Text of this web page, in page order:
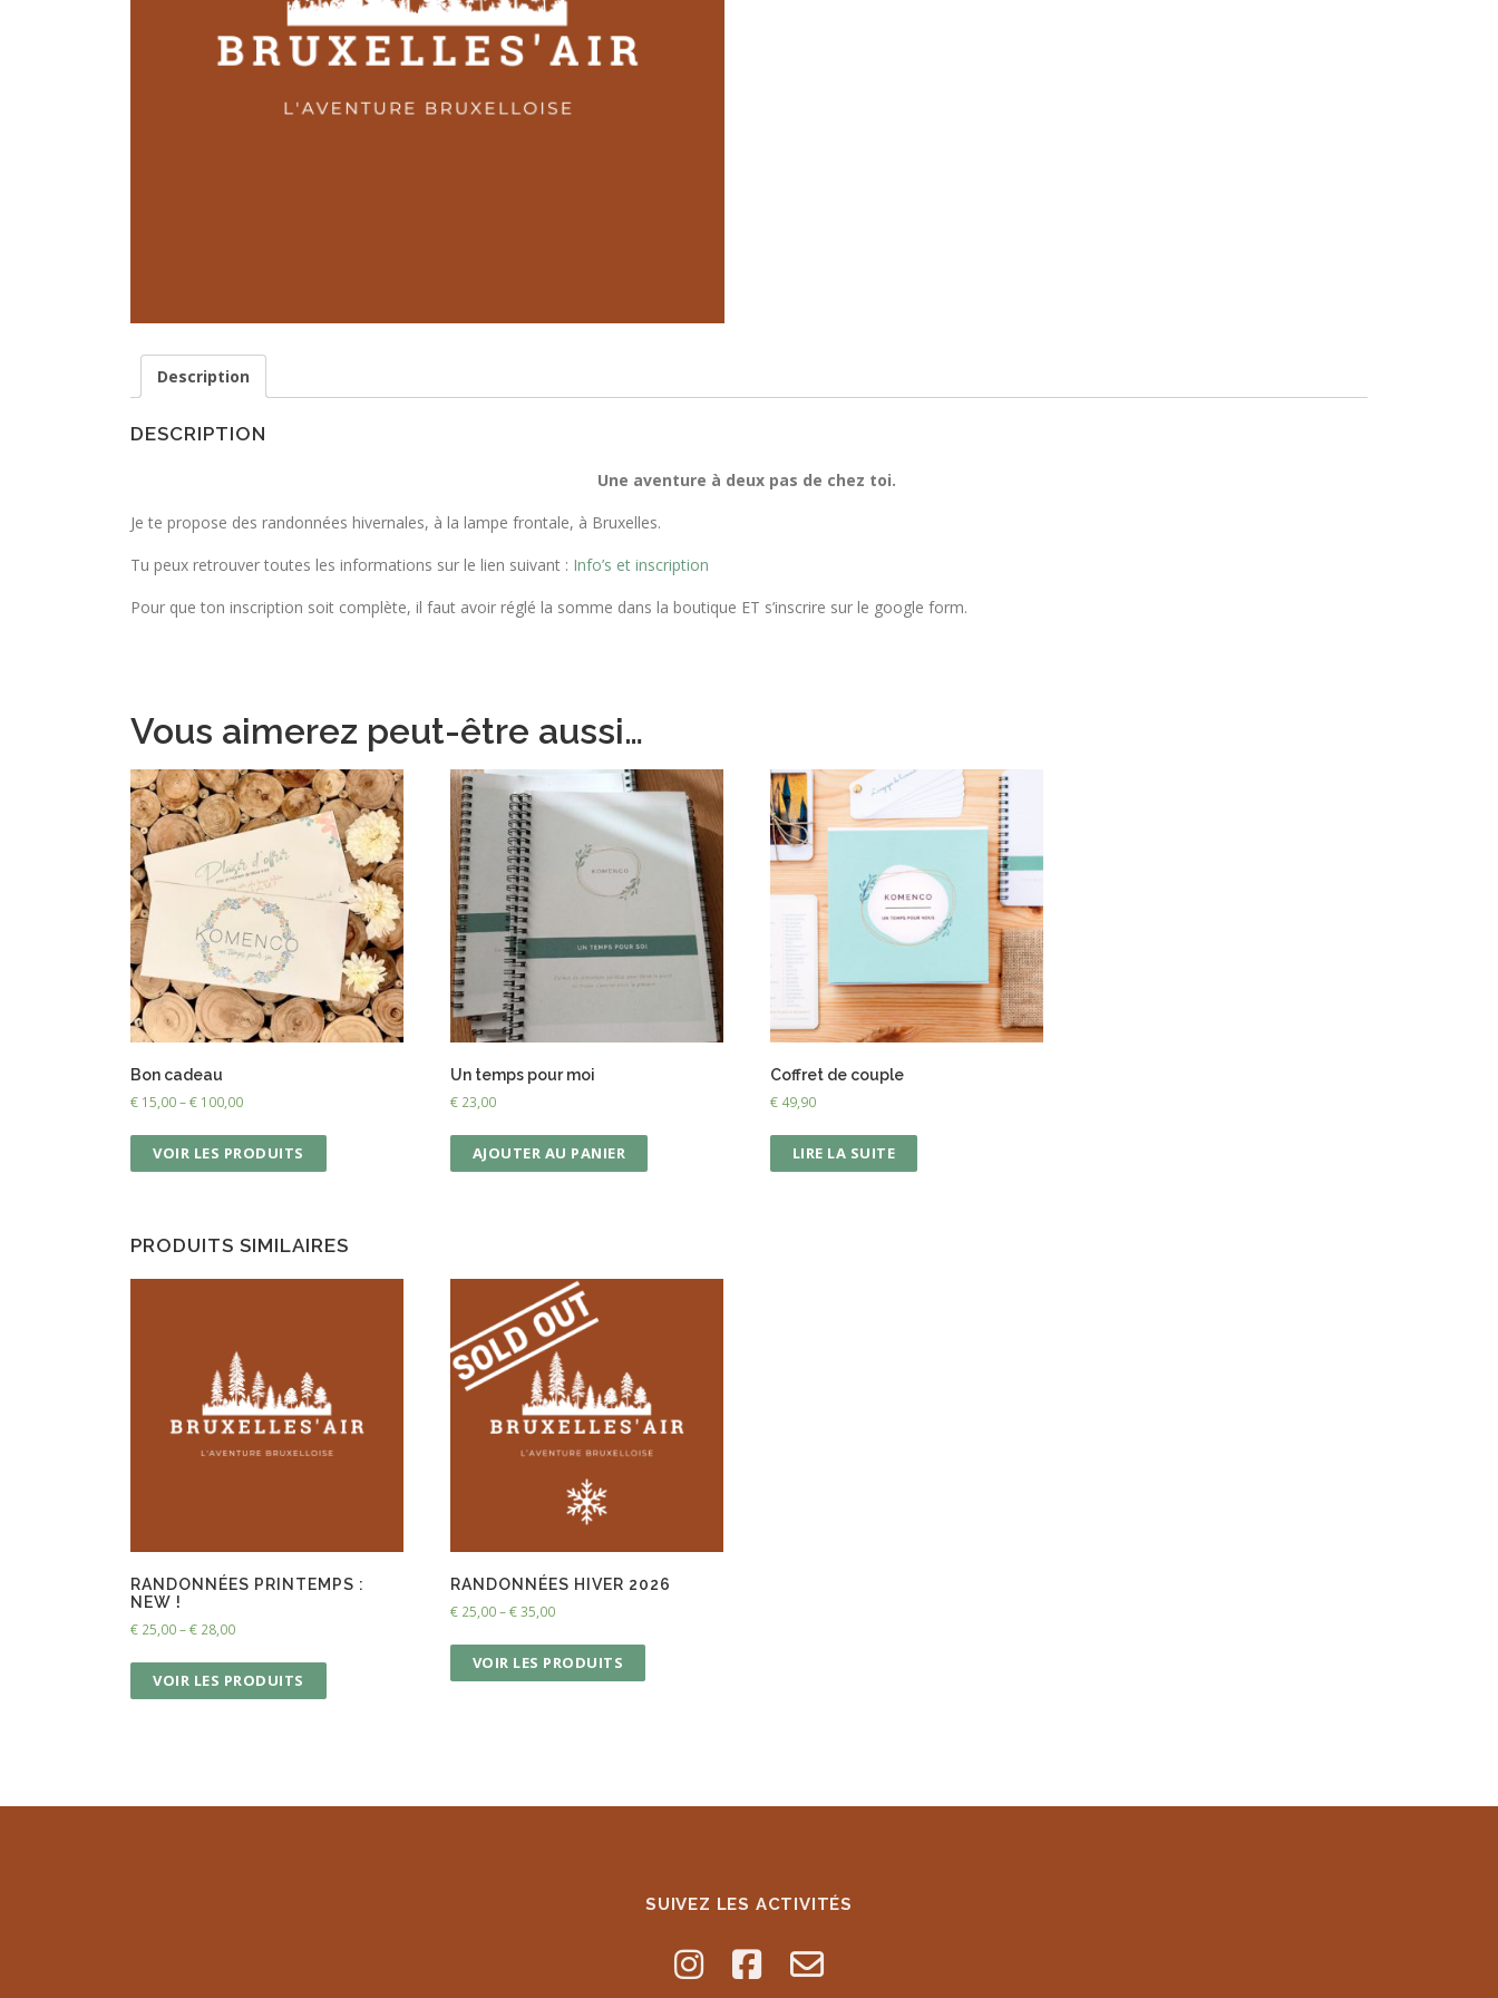
Description
DESCRIPTION
Une aventure à deux pas de chez toi.
Je te propose des randonnées hivernales, à la lampe frontale, à Bruxelles.
Tu peux retrouver toutes les informations sur le lien suivant : Info’s et inscription
Pour que ton inscription soit complète, il faut avoir réglé la somme dans la boutique ET s’inscrire sur le google form.
Vous aimerez peut-être aussi…
Bon cadeau
€ 15,00–€ 100,00
VOIR LES PRODUITS
Un temps pour moi
€23,00
AJOUTER AU PANIER
Coffret de couple
€49,90
LIRE LA SUITE
PRODUITS SIMILAIRES
RANDONNÉES PRINTEMPS :
NEW !
€ 25,00–€ 28,00
VOIR LES PRODUITS
RANDONNÉES HIVER 2026
€25,00–€35,00
VOIR LES PRODUITS
SUIVEZ LES ACTIVITÉS